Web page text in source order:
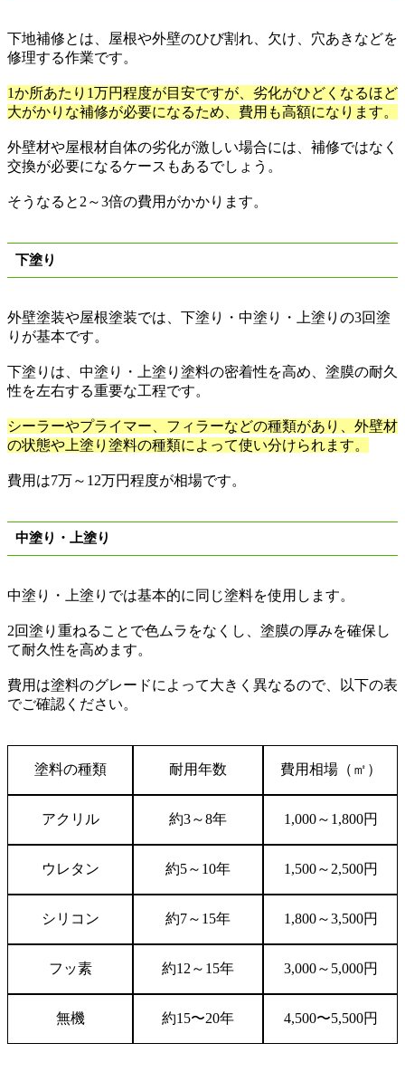
下地補修とは、屋根や外壁のひび割れ、欠け、穴あきなどを
修理する作業です。
1か所あたり1万円程度が目安ですが、劣化がひどくなるほど
大がかりな補修が必要になるため、費用も高額になります。
外壁材や屋根材自体の劣化が激しい場合には、補修ではなく
交換が必要になるケースもあるでしょう。
そうなると2～3倍の費用がかかります。
下塗り
外壁塗装や屋根塗装では、下塗り・中塗り・上塗りの3回塗
りが基本です。
下塗りは、中塗り・上塗り塗料の密着性を高め、塗膜の耐久
性を左右する重要な工程です。
シーラーやプライマー、フィラーなどの種類があり、外壁材
の状態や上塗り塗料の種類によって使い分けられます。
費用は7万～ 12万円程度が相場です。
中塗り・上塗り
中塗り・上塗りでは基本的に同じ塗料を使用します。
2回塗り重ねることで色ムラをなくし、塗膜の厚みを確保し
て耐久性を高めます。
費用は塗料のグレードによって大きく異なるので、以下の表
でご確認ください。
塗料の種類 耐用年数 費用相場（㎡）
アクリル 約3～8年 1,000～ 1,800円
ウレタン 約5～ 10年 1,500～ 2,500円
シリコン 約7～ 15年 1,800～3,500円
フッ素 約12 ～ 15年 3,000～ 5,000円
無機 約15〜20年 4,500〜5,500円